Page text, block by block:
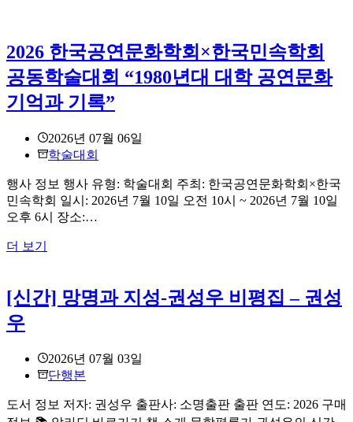
2026 한국공연문화학회×한국민속학회
공동학술대회 “1980년대 대학 공연문화
기억과 기록”
2026년 07월 06일
학술대회
행사 정보 행사 유형: 학술대회 주최: 한국공연문화학회×한국
민속학회 일시: 2026년 7월 10일 오전 10시 ~ 2026년 7월 10일
오후 6시 장소:…
더 보기
공
연
학
회
한
[신간] 망명과 지성-권성우 비평집 – 권성
우
2026년 07월 03일
단행본
도서 정보 저자: 권성우 출판사: 소명출판 출판 연도: 2026 구매